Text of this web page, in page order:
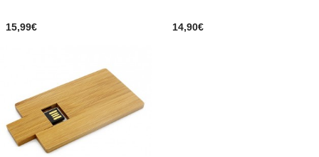
15,99€ 14,90€